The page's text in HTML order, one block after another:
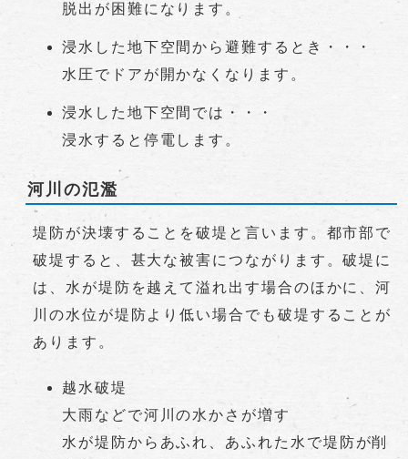
脱出が困難になります。
浸水した地下空間から避難するとき・・・
水圧でドアが開かなくなります。
浸水した地下空間では・・・
浸水すると停電します。
河川の氾濫
堤防が決壊することを破堤と言います。都市部で
破堤すると、甚大な被害につながります。破堤に
は、水が堤防を越えて溢れ出す場合のほかに、河
川の水位が堤防より低い場合でも破堤することが
あります。
越水破堤
大雨などで河川の水かさが増す
水が堤防からあふれ、あふれた水で堤防が削